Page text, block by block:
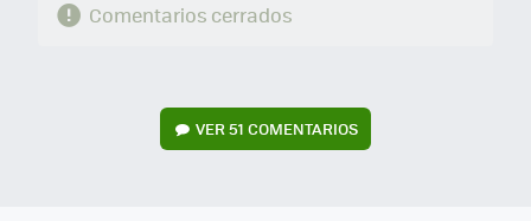
Comentarios cerrados
VER51 COMENTARIOS